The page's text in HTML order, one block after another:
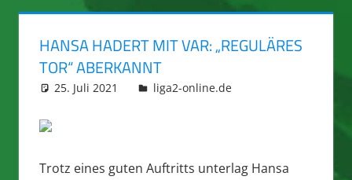
HANSA HADERT MIT VAR: „REGULÄRES
TOR“ ABERKANNT
25. Juli 2021 integromat
liga2-online.de
Trotz eines guten Auftritts unterlag Hansa